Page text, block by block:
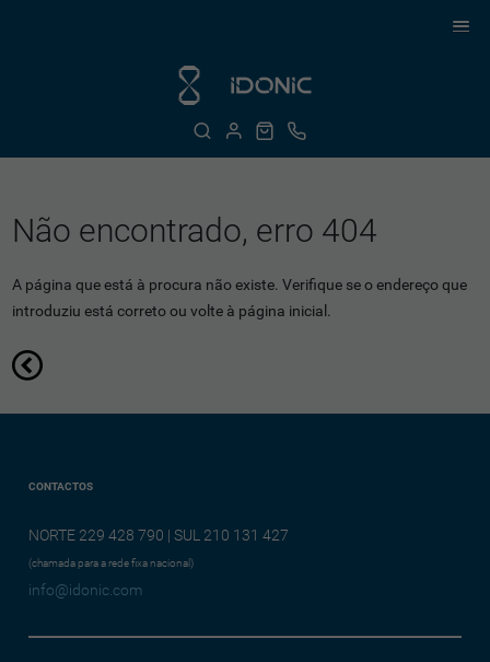
Não encontrado, erro 404
A página que está à procura não existe. Verifique se o endereço que
introduziu está correto ou volte à página inicial.
CONTACTOS
NORTE 229 428 790 | SUL 210 131 427
(chamada para a rede fixa nacional)
info@idonic.com